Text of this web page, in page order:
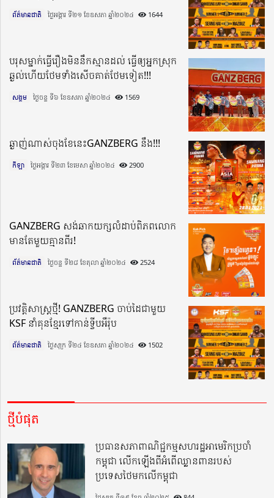
ព័ត៌មានជាតិ ថ្ងៃអង្គារ ទី២១ ខែឧសភា ឆ្នាំ២០២៤​ 1644
បរុសម្នាក់ធ្វើរឿងមិននឹកស្មានដល់ ធ្វើឲ្យអ្នកស្រុក
ឆ្ងល់ហើយថែមទាំងសើចគាត់ថែមទៀត!!!
សង្គម ថ្ងៃចន្ទ ទី៦ ខែឧសភា ឆ្នាំ២០២៤​ 1569
ឆ្ងាញ់ណាស់ចុងខែនេះGANZBERG នឹង!!!
កីឡា ថ្ងៃអង្គារ ទី២៣ ខែមេសា ឆ្នាំ២០២៤​ 2900
GANZBERG សង់ឆាកយក្សលំដាប់ពិភពលោក
មានតែមួយ​គ្មានពីរ!
ព័ត៌មានជាតិ ថ្ងៃចន្ទ ទី២៨ ខែតុលា ឆ្នាំ២០២៤​ 2524
ប្រវត្តិសាស្ត្រថ្មី! GANZBERG ចាប់ដៃជាមួយ
KSF នាំគុនខ្មែរទៅកាន់ទ្វីបអឺរ៉ុប
ព័ត៌មានជាតិ ថ្ងៃសុក្រ ទី២៤ ខែឧសភា ឆ្នាំ២០២៤​ 1502
ថ្មីបំផុត
ប្រធានសភាពាណិជ្ជកម្មសហរដ្ឋអាមេរិកប្រចាំ
កម្ពុជា លើកឡើងពីអំពើឈ្លានពានរបស់
ប្រទេសថៃមកលើកម្ពុជា